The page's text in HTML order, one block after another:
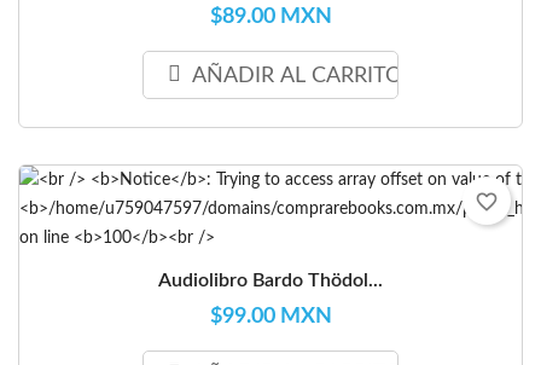
$89.00 MXN
AÑADIR AL CARRITO
Audiolibro Bardo Thödol...
$99.00 MXN
favorite_border